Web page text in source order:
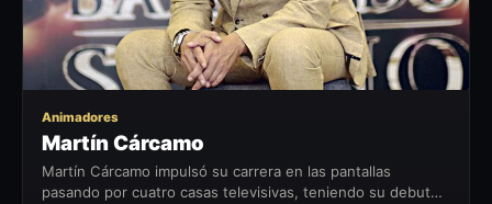
Animadores
Martín Cárcamo
Martín Cárcamo impulsó su carrera en las pantallas
pasando por cuatro casas televisivas, teniendo su debut